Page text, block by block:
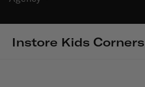
Instore Kids Corners